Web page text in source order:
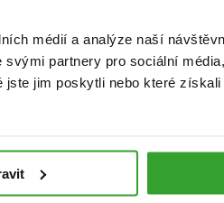
médií a analýze naší
partnery pro sociální
jim poskytli nebo které